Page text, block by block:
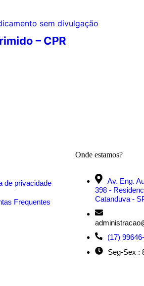
– CPR
de privacidade
Frequentes
Onde estamos?
Av. Eng.
398 -
Catanduva -
(17)
Seg-Sex :